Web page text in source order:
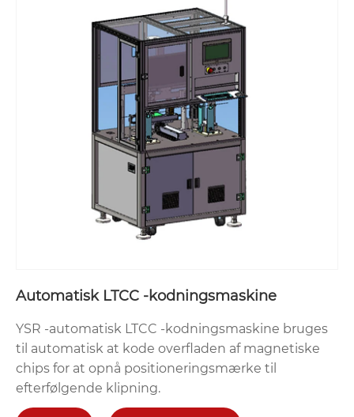
Automatisk LTCC -kodningsmaskine
YSR -automatisk LTCC -kodningsmaskine bruges
til automatisk at kode overfladen af ​​magnetiske
chips for at opnå positioneringsmærke til
efterfølgende klipning.